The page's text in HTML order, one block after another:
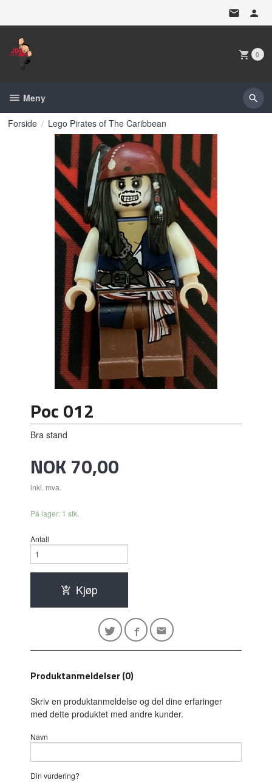
0
Meny
Forside Lego Pirates of The Caribbean
Poc 012
Bra stand
Pris
NOK70,00
inkl. mva.
På lager: 1 stk.
Antall
Kjøp
Produktanmeldelser (0)
Skriv en produktanmeldelse og del dine erfaringer
med dette produktet med andre kunder.
Navn
Din vurdering?